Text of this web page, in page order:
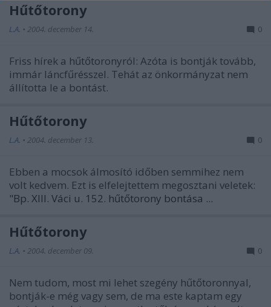
Hűtőtorony
L.A. • 2004. december 14. 0
Friss hírek a hűtőtoronyról: Azóta is bontják tovább,
immár láncfűrésszel. Tehát az önkormányzat nem
állította le a bontást.
Hűtőtorony
L.A. • 2004. december 13. 0
Ebben a mocsok álmosító időben semmihez nem
volt kedvem. Ezt is elfelejtettem megosztani veletek:
"Bp. XIII. Váci u. 152. hűtőtorony bontása ...
Hűtőtorony
L.A. • 2004. december 09. 0
Nem tudom, most mi lehet szegény hűtőtoronnyal,
bontják-e még vagy sem, de ma este kaptam egy